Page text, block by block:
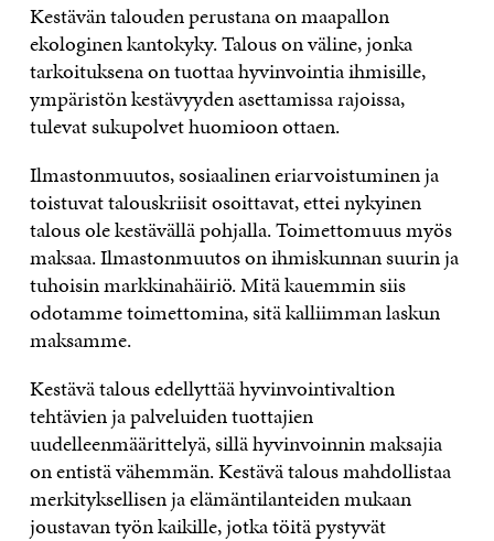
Kestävän talouden perustana on maapallon
ekologinen kantokyky. Talous on väline, jonka
tarkoituksena on tuottaa hyvinvointia ihmisille,
ympäristön kestävyyden asettamissa rajoissa,
tulevat sukupolvet huomioon ottaen.
Ilmastonmuutos, sosiaalinen eriarvoistuminen ja
toistuvat talouskriisit osoittavat, ettei nykyinen
talous ole kestävällä pohjalla. Toimettomuus myös
maksaa. Ilmastonmuutos on ihmiskunnan suurin ja
tuhoisin markkinahäiriö. Mitä kauemmin siis
odotamme toimettomina, sitä kalliimman laskun
maksamme.
Kestävä talous edellyttää hyvinvointivaltion
tehtävien ja palveluiden tuottajien
uudelleenmäärittelyä, sillä hyvinvoinnin maksajia
on entistä vähemmän. Kestävä talous mahdollistaa
merkityksellisen ja elämäntilanteiden mukaan
joustavan työn kaikille, jotka töitä pystyvät